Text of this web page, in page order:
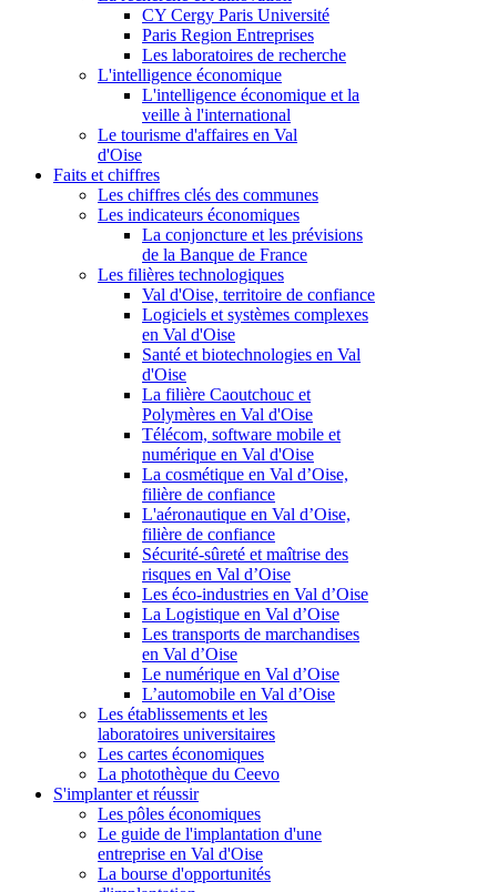
CY Cergy Paris Université
Paris Region Entreprises
Les laboratoires de recherche
L'intelligence économique
L'intelligence économique et la
veille à l'international
Le tourisme d'affaires en Val
d'Oise
Faits et chiffres
Les chiffres clés des communes
Les indicateurs économiques
La conjoncture et les prévisions
de la Banque de France
Les filières technologiques
Val d'Oise, territoire de confiance
Logiciels et systèmes complexes
en Val d'Oise
Santé et biotechnologies en Val
d'Oise
La filière Caoutchouc et
Polymères en Val d'Oise
Télécom, software mobile et
numérique en Val d'Oise
La cosmétique en Val d’Oise,
filière de confiance
L'aéronautique en Val d’Oise,
filière de confiance
Sécurité-sûreté et maîtrise des
risques en Val d’Oise
Les éco-industries en Val d’Oise
La Logistique en Val d’Oise
Les transports de marchandises
en Val d’Oise
Le numérique en Val d’Oise
L’automobile en Val d’Oise
Les établissements et les
laboratoires universitaires
Les cartes économiques
La photothèque du Ceevo
S'implanter et réussir
Les pôles économiques
Le guide de l'implantation d'une
entreprise en Val d'Oise
La bourse d'opportunités